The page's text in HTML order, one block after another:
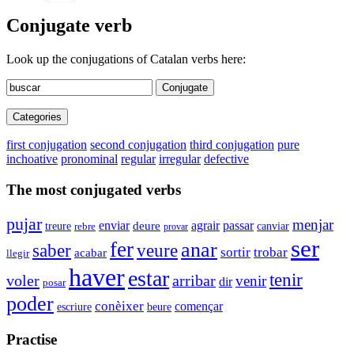
Conjugate verb
Look up the conjugations of Catalan verbs here:
Conjugate
Categories
first conjugation second conjugation third conjugation pure
inchoative pronominal regular irregular defective
The most conjugated verbs
pujar treure rebre enviar deure provar agrair passar canviar menjar
llegir saber acabar ferveure anar sortir trobar ser
voler posar haverestararribar dir venirtenir
poder escriure conèixer beure començar
Practise